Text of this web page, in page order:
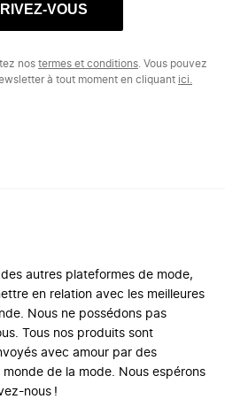
VOUS
nos termes et conditions . Vous pouvez
à tout moment en cliquant ici.
autres plateformes de mode,
en relation avec les meilleures
Nous ne possédons pas
Tous nos produits sont
avec amour par des
de la mode. Nous espérons
nous !